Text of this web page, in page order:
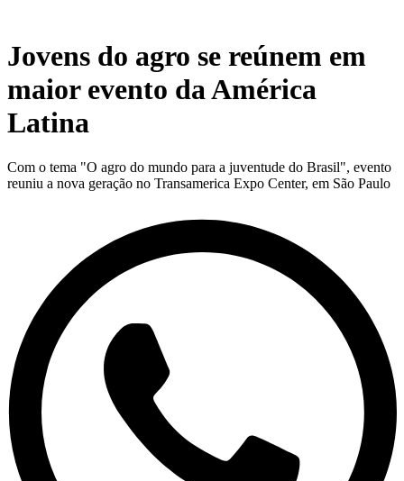
Jovens do agro se reúnem em
maior evento da América
Latina
Com o tema "O agro do mundo para a juventude do Brasil", evento
reuniu a nova geração no Transamerica Expo Center, em São Paulo